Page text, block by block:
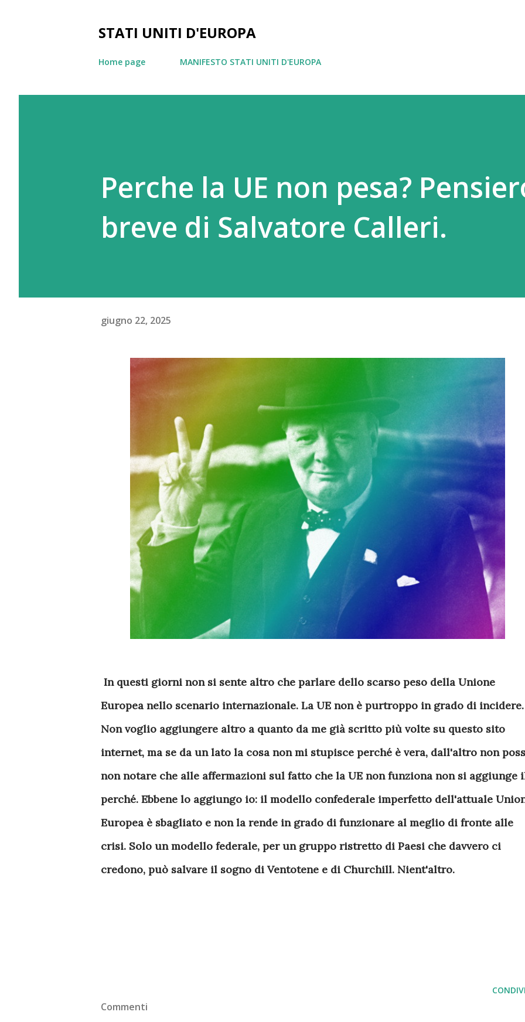
STATI UNITI D'EUROPA
Home page MANIFESTO STATI UNITI D'EUROPA
Perche la UE non pesa?
breve di Salvatore Calleri.
giugno 22, 2025
In questi giorni non si sente altro che parlare dello scarso peso della Unione
Europea nello scenario internazionale. La UE non è purtroppo in grado di incidere.
Non voglio aggiungere altro a quanto da me già scritto più volte su questo sito
internet, ma se da un lato la cosa non mi stupisce perché è vera, dall'altro non
non notare che alle affermazioni sul fatto che la UE non funziona non si aggiunge
perché. Ebbene lo aggiungo io: il modello confederale imperfetto dell'attuale
Europea è sbagliato e non la rende in grado di funzionare al meglio di fronte alle
crisi. Solo un modello federale, per un gruppo ristretto di Paesi che davvero ci
credono, può salvare il sogno di Ventotene e di Churchill. Nient'altro.
Commenti